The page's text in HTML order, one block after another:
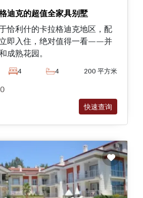
迪克的超值全家具别墅
恰利什的卡拉格迪克地区，配
即入住，绝对值得一看——并
成熟花园。
4 4 200 平方米
快速查询